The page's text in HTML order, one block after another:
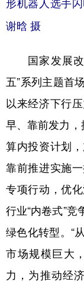
形机器人选手
谢晗 摄
国家发展改
五”系列主题首
以来经济下行
早、靠前发力，
算内投资计划
靠前推进实施
专项行动，优
行业“内卷式”竞
绿色化转型。“
市场规模巨大
力，为推动经